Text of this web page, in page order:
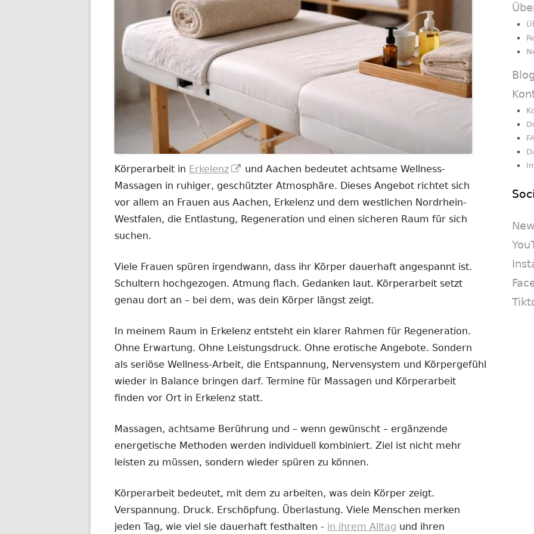
Körperarbeit in Erkelenz
In
neuem
Fenster
öffnen
und Aachen bedeutet achtsame Wellness-
Massagen in ruhiger, geschützter Atmosphäre. Dieses Angebot richtet sich
vor allem an Frauen aus Aachen, Erkelenz und dem westlichen Nordrhein-
Westfalen, die Entlastung, Regeneration und einen sicheren Raum für sich
suchen.
Viele Frauen spüren irgendwann, dass ihr Körper dauerhaft angespannt ist.
Schultern hochgezogen. Atmung flach. Gedanken laut. Körperarbeit setzt
genau dort an – bei dem, was dein Körper längst zeigt.
In meinem Raum in Erkelenz entsteht ein klarer Rahmen für Regeneration.
Ohne Erwartung. Ohne Leistungsdruck. Ohne erotische Angebote. Sondern
als seriöse Wellness-Arbeit, die Entspannung, Nervensystem und Körpergefühl
wieder in Balance bringen darf. Termine für Massagen und Körperarbeit
finden vor Ort in Erkelenz statt.
Massagen, achtsame Berührung und – wenn gewünscht – ergänzende
energetische Methoden werden individuell kombiniert. Ziel ist nicht mehr
leisten zu müssen, sondern wieder spüren zu können.
Körperarbeit bedeutet, mit dem zu arbeiten, was dein Körper zeigt.
Verspannung. Druck. Erschöpfung. Überlastung. Viele Menschen merken
jeden Tag, wie viel sie dauerhaft festhalten - in ihrem Alltag und ihren
Blog